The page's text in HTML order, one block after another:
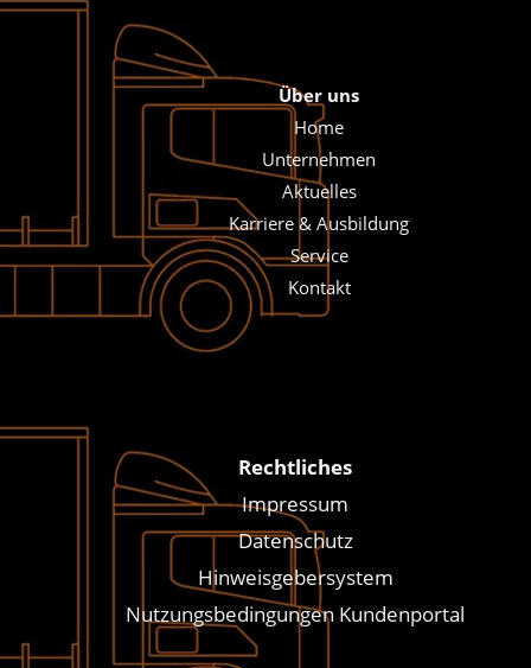
Über uns
Home
Unternehmen
Aktuelles
Karriere & Ausbildung
Service
Kontakt
Rechtliches
Impressum
Datenschutz
Hinweisgebersystem
Nutzungsbedingungen Kundenportal